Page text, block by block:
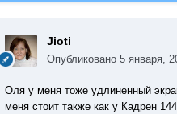
Jioti
Опубликовано 5 января,
Оля у меня тоже удлиненный
меня стоит также как у Кадрен